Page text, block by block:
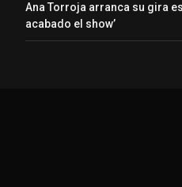
Ana Torroja arranca su gira
acabado el show’